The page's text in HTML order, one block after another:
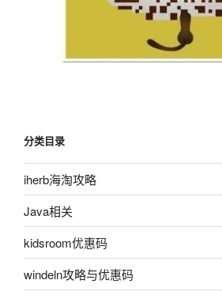
分类目录
iherb海淘攻略
Java相关
kidsroom优惠码
windeln攻略与优惠码